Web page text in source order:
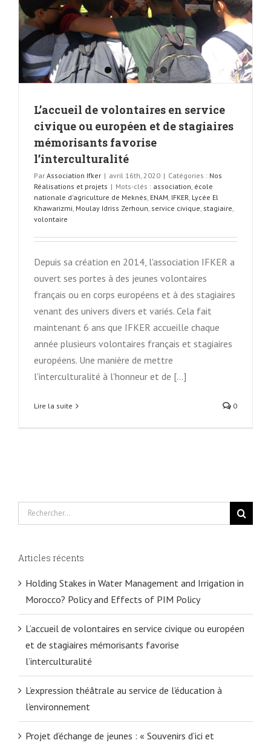
L’accueil de volontaires en service
civique ou européen et de stagiaires
mémorisants favorise
l’interculturalité
Par Association Ifker | avril 16th, 2020 | Catégories : Nos
Réalisations et projets | Mots-clés : association école
nationale d'agriculture de Meknès ENAM IFKER Lycée El
Khawarizmi Moulay Idriss Zerhoun service civique stagiaire
volontaire
Depuis sa création en 2014, l'association IFKER a
ouvert ses portes à des jeunes volontaires
français ou en corps européens et à des stagiaires
venant des univers divers et variés. Cela fait
maintenant 6 ans que IFKER accueille chaque
année plusieurs volontaires français et stagiaires
européens. Une manière de mettre
l'interculturalité à l'honneur et de [...]
Lire la suite 0
Rechercher
Articles récents
Holding Stakes in Water Management and Irrigation in
Morocco? Policy and Effects of PIM Policy
L’accueil de volontaires en service civique ou européen
et de stagiaires mémorisants favorise
l’interculturalité
L’expression théâtrale au service de l’éducation à
l’environnement
Projet d’échange de jeunes : « Souvenirs d’ici et